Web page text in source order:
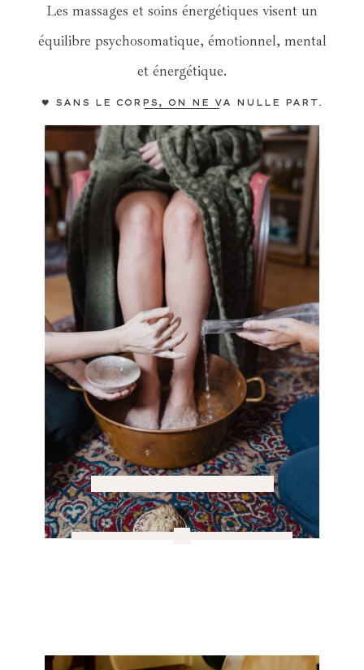
Les massages et soins énergétiques visent un
équilibre psychosomatique, émotionnel, mental
et énergétique.
🖤 SANS LE CORPS, ON NE VA NULLE PART.